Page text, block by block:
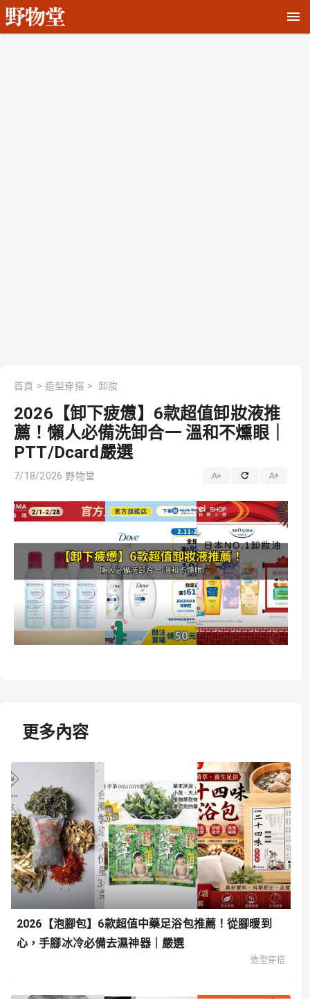
首頁 > 造型穿搭 > 卸妝
2026【卸下疲憊】6款超值卸妝液推
薦！懶人必備洗卸合一 溫和不燻眼｜
PTT/Dcard嚴選
7/18/2026 野物堂
更多內容
2026【泡腳包】6款超值中藥足浴包推薦！從腳暖到
心，手腳冰冷必備去濕神器｜嚴選
造型穿搭